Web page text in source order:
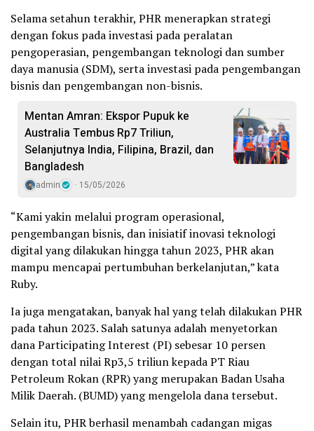
Selama setahun terakhir, PHR menerapkan strategi
dengan fokus pada investasi pada peralatan
pengoperasian, pengembangan teknologi dan sumber
daya manusia (SDM), serta investasi pada pengembangan
bisnis dan pengembangan non-bisnis.
Mentan Amran: Ekspor Pupuk ke
Australia Tembus Rp7 Triliun,
Selanjutnya India, Filipina, Brazil, dan
Bangladesh
admin 15/05/2026
“Kami yakin melalui program operasional,
pengembangan bisnis, dan inisiatif inovasi teknologi
digital yang dilakukan hingga tahun 2023, PHR akan
mampu mencapai pertumbuhan berkelanjutan,” kata
Ruby.
Ia juga mengatakan, banyak hal yang telah dilakukan PHR
pada tahun 2023. Salah satunya adalah menyetorkan
dana Participating Interest (PI) sebesar 10 persen
dengan total nilai Rp3,5 triliun kepada PT Riau
Petroleum Rokan (RPR) yang merupakan Badan Usaha
Milik Daerah. (BUMD) yang mengelola dana tersebut.
Selain itu, PHR berhasil menambah cadangan migas